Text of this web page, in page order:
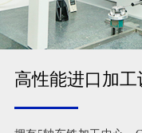
高性能进口加